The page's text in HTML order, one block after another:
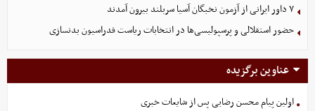
۷ داور ایرانی از آزمون نخبگان آسیا سربلند بیرون آمدند
حضور استقلالی و پرسپولیسی‌ها در انتخابات ریاست فدراسیون بدنسازی
عناوین برگزیده
اولین پیام محسن رضایی پس از شایعات خبری